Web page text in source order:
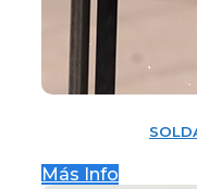
Más Info